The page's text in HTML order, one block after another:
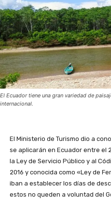
El Ecuador tiene una gran variedad de
internacional.
El Ministerio de Turismo dio a
se aplicarán en Ecuador entre el
la Ley de Servicio Público y al
2016 y conocida como «Ley de
iban a establecer los días de
estos no queden a voluntad del